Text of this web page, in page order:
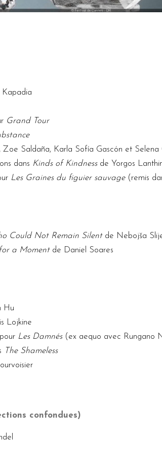
Grand Tour
Zoe Saldaña, Karla Sofía Gascón et Selena
dans Kinds of Kindnessde Yorgos
Les Graines du figuier sauvage(remis
Could Not Remain Silentde Nebojša
a Momentde Daniel Soares
Hu
Lojkine
Les Damnés(ex aequo avec Rungano
The Shameless
confondues)